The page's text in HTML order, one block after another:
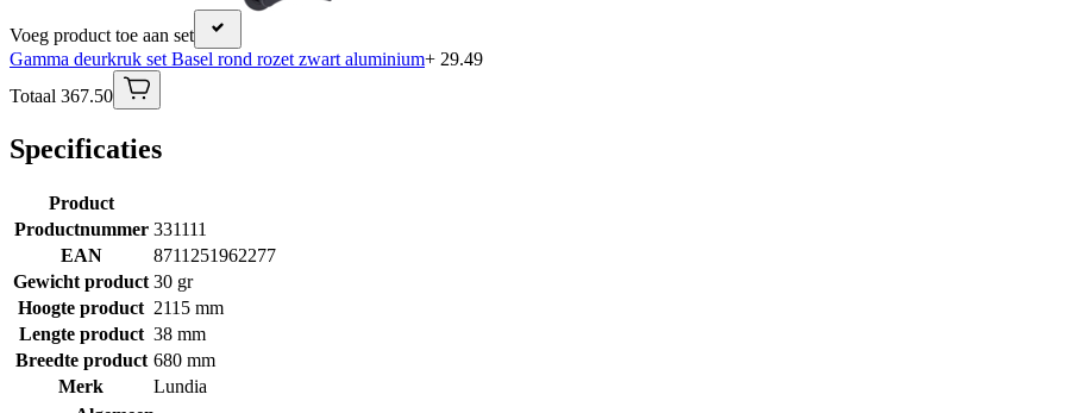
Voeg product toe aan set
Gamma deurkruk set Basel rond rozet zwart aluminium+ 29.49
Totaal 367.50
Specificaties
Product
Productnummer 331111
EAN
8711251962277
Gewicht product 30 gr
Hoogte product 2115 mm
Lengte product 38 mm
Breedte product 680 mm
Merk
Lundia